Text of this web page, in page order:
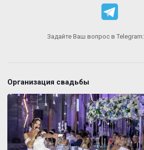
Задайте Ваш вопрос в Telegram:
Организация свадьбы